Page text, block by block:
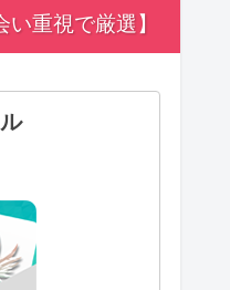
重視で厳選】